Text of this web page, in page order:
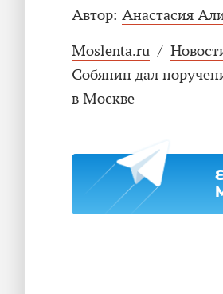
Автор: Анастасия
Moslenta.ru /
Собянин дал
в Москве